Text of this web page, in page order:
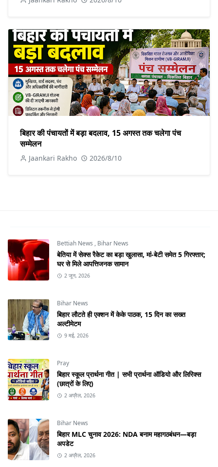
बिहार की पंचायतों में बड़ा बदलाव, 15 अगस्त तक चलेगा पंच
सम्मेलन
Jaankari Rakho 2026/8/10
Bettiah News , Bihar News
बेतिया में सेक्स रैकेट का बड़ा खुलासा, मां-बेटी समेत 5 गिरफ्तार;
घर से मिले आपत्तिजनक सामान
2 जून, 2026
Bihar News
बिहार लौटते ही एक्शन में केके पाठक, 15 दिन का सख्त
अल्टीमेटम
9 मई, 2026
Pray
बिहार स्कूल प्रार्थना गीत | सभी प्रार्थना ऑडियो और लिरिक्स
(छात्रों के लिए)
2 अप्रैल, 2026
Bihar News
बिहार MLC चुनाव 2026: NDA बनाम महागठबंधन—बड़ा
अपडेट
2 अप्रैल, 2026